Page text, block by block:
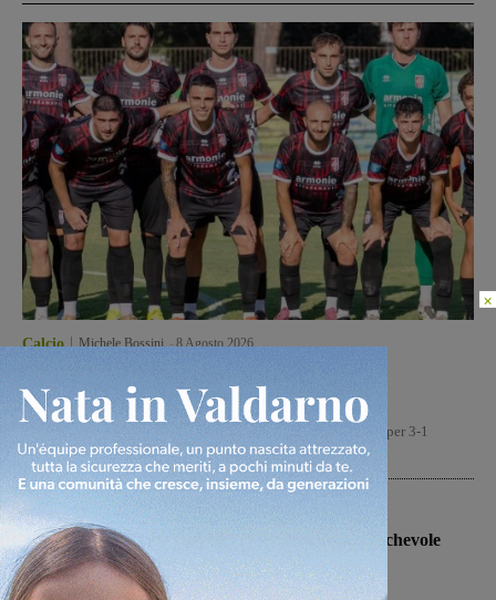
Calcio Michele Bossini -8 Agosto 2026
Il Terrranuova Traiana battuto 3-1
nell’amichevole di Grosseto
Il Terranuova Traiana, pur non demeritando, è stata sconfitto per 3-1
nell'amichevole in casa del Grosseto, squadra di serie...
Calcio
Il Montevarchi affronta in amichevole
l’Ancona
Michele Bossini - 8 Agosto 2026
×